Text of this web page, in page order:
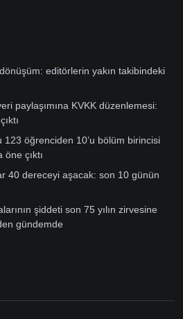
editörlerin yakın takibindeki
paylaşımına KVKK düzenlemesi:
123 öğrenciden 10’u bölüm birincisi
çıktı
40 dereceyi aşacak: son 10 günün
şiddeti son 75 yılın zirvesine
gündemde